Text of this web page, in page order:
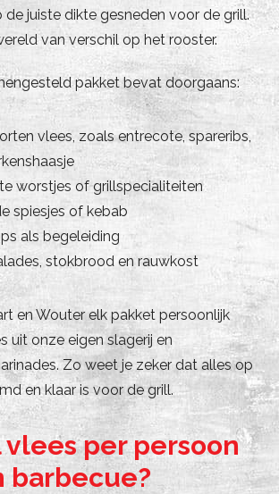
juiste dikte gesneden voor de grill.
van verschil op het rooster.
pakket bevat doorgaans:
vlees, zoals entrecote, spareribs,
worstjes of grillspecialiteiten
spiesjes of kebab
als begeleiding
stokbrood en rauwkost
en Wouter elk pakket persoonlijk
uit onze eigen slagerij en
Zo weet je zeker dat alles op
en klaar is voor de grill.
vlees per persoon
barbecue?